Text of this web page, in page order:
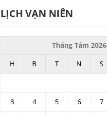
LỊCH VẠN NIÊN
Tháng Tám 2026
H
B T N S
3 4 5 6 7